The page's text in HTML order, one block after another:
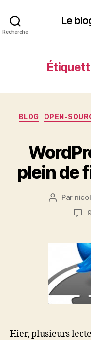
Recherche
Le
BLOG OPEN-
plein de
Auteur
l’article
Par
Hier, plusieurs